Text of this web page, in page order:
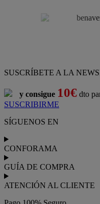
SUSCRÍBETE A LA
y consigue 10€ dto
SUSCRIBIRME
SÍGUENOS EN
CONFORAMA
GUÍA DE COMPRA
ATENCIÓN AL CLIENTE